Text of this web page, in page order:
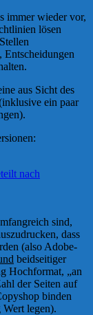
immer wieder vor,
lösen
aus Sicht des
ein paar
nach
sind,
dass
(also Adobe-
beidseitiger
Hochformat, „an
der Seiten auf
binden
legen).